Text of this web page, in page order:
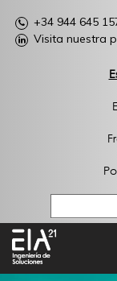
+34 944 645
Visita nuestra